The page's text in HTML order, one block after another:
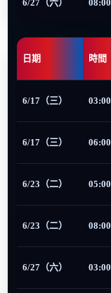
6/27（六） 08:00
日期 時間
6/17（三） 03:00
6/17（三） 06:00
6/23（二） 05:00
6/23（二） 08:00
6/27（六） 03:00